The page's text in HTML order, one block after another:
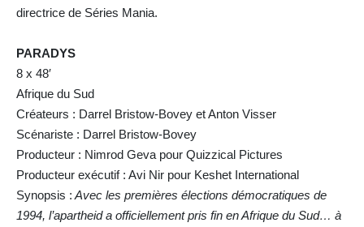
directrice de Séries Mania.
PARADYS
8 x 48′
Afrique du Sud
Créateurs : Darrel Bristow-Bovey et Anton Visser
Scénariste : Darrel Bristow-Bovey
Producteur : Nimrod Geva pour Quizzical Pictures
Producteur exécutif : Avi Nir pour Keshet International
Synopsis : Avec les premières élections démocratiques de
1994, l’apartheid a officiellement pris fin en Afrique du Sud… à